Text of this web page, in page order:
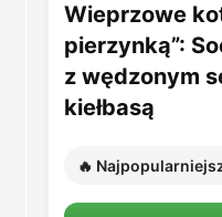
Wieprzowe
pierzynką”:
z wędzonym
kiełbasą
🔥